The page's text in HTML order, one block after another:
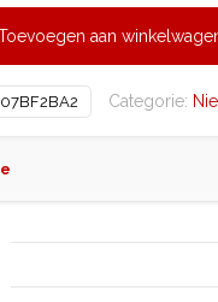
aan
Categorie: